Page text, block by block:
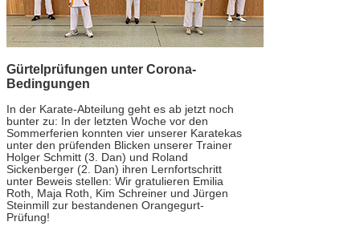
Gürtelprüfungen unter Corona-
Bedingungen
In der Karate-Abteilung geht es ab jetzt noch
bunter zu: In der letzten Woche vor den
Sommerferien konnten vier unserer Karatekas
unter den prüfenden Blicken unserer Trainer
Holger Schmitt (3. Dan) und Roland
Sickenberger (2. Dan) ihren Lernfortschritt
unter Beweis stellen: Wir gratulieren Emilia
Roth, Maja Roth, Kim Schreiner und Jürgen
Steinmill zur bestandenen Orangegurt-
Prüfung!